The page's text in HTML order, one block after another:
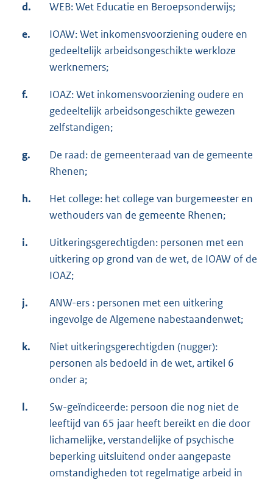
d. WEB: Wet Educatie en Beroepsonderwijs;
e.
IOAW: Wet inkomensvoorziening oudere en
gedeeltelijk arbeidsongeschikte werkloze
werknemers;
f.
IOAZ: Wet inkomensvoorziening oudere en
gedeeltelijk arbeidsongeschikte gewezen
zelfstandigen;
g.
De raad: de gemeenteraad van de gemeente
Rhenen;
h.
Het college: het college van burgemeester en
wethouders van de gemeente Rhenen;
i.
Uitkeringsgerechtigden: personen met een
uitkering op grond van de wet, de IOAW of de
IOAZ;
j.
ANW-ers : personen met een uitkering
ingevolge de Algemene nabestaandenwet;
k.
Niet uitkeringsgerechtigden (nugger):
personen als bedoeld in de wet, artikel 6
onder a;
l.
Sw-geïndiceerde: persoon die nog niet de
leeftijd van 65 jaar heeft bereikt en die door
lichamelijke, verstandelijke of psychische
beperking uitsluitend onder aangepaste
omstandigheden tot regelmatige arbeid in